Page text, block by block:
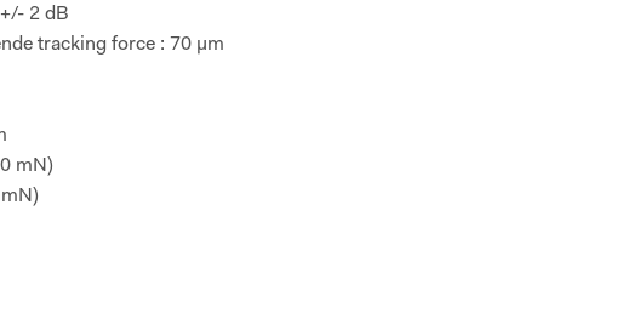
2 dB
tracking force : 70 µm
mN)